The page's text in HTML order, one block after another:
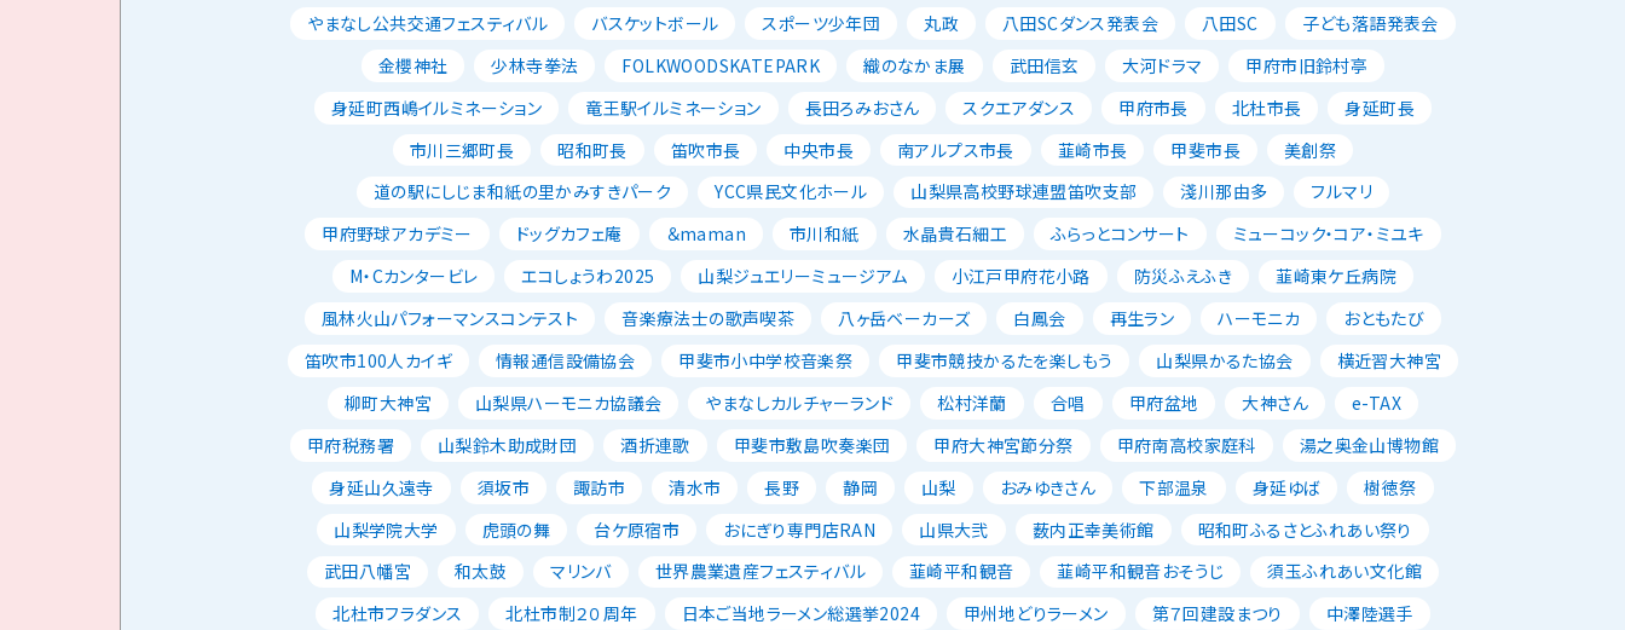
やまなし公共交通フェスティバル
バスケットボール スポーツ少年団 丸政 八田SCダンス発表会 八田SC
子ども落語発表会
金櫻神社
少林寺拳法 FOLKWOODSKATEPARK 織のなかま展 武田信玄 大河ドラマ
甲府市旧鈴村亭
身延町西嶋イルミネーション
竜王駅イルミネーション 長田ろみおさん スクエアダンス 甲府市長 北杜市長
身延町長
市川三郷町長
昭和町長 笛吹市長 中央市長 南アルプス市長 韮崎市長 甲斐市長
美創祭
道の駅にしじま和紙の里かみすきパーク
YCC県民文化ホール 山梨県高校野球連盟笛吹支部 淺川那由多
フルマリ
甲府野球アカデミー
ドッグカフェ庵 ＆maman 市川和紙 水晶貴石細工 ふらっとコンサート
ミューコック・コア・ミユキ
M・Cカンタービレ
エコしょうわ2025 山梨ジュエリーミュージアム 小江戸甲府花小路 防災ふえふき
韮崎東ケ丘病院
風林火山パフォーマンスコンテスト
音楽療法士の歌声喫茶 八ヶ岳ベーカーズ 白鳳会 再生ラン ハーモニカ
おともたび
笛吹市100人カイギ
情報通信設備協会 甲斐市小中学校音楽祭 甲斐市競技かるたを楽しもう 山梨県かるた協会
横近習大神宮
柳町大神宮
山梨県ハーモニカ協議会 やまなしカルチャーランド 松村洋蘭 合唱 甲府盆地 大神さん
e-TAX
甲府税務署
山梨鈴木助成財団 酒折連歌 甲斐市敷島吹奏楽団 甲府大神宮節分祭 甲府南高校家庭科
湯之奥金山博物館
身延山久遠寺
須坂市 諏訪市 清水市 長野 静岡 山梨 おみゆきさん 下部温泉 身延ゆば
樹徳祭
山梨学院大学
虎頭の舞 台ケ原宿市 おにぎり専門店RAN 山県大弐 薮内正幸美術館
昭和町ふるさとふれあい祭り
武田八幡宮
和太鼓 マリンバ 世界農業遺産フェスティバル 韮崎平和観音 韮崎平和観音おそうじ
須玉ふれあい文化館
北杜市フラダンス
北杜市制２０周年 日本ご当地ラーメン総選挙2024 甲州地どりラーメン 第７回建設まつり
中澤陸選手